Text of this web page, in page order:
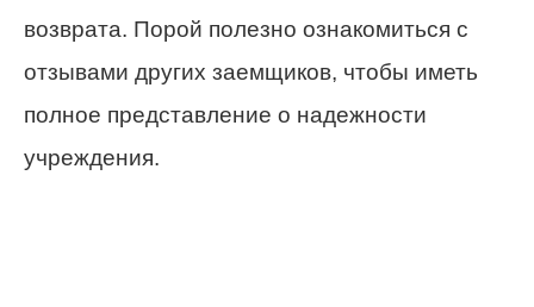
возврата. Порой полезно ознакомиться с
отзывами других заемщиков, чтобы иметь
полное представление о надежности
учреждения.